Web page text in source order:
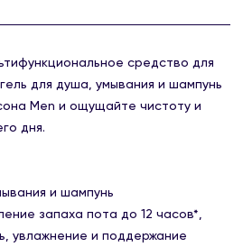
средство для
для душа, умывания и шампунь
Men и ощущайте чистоту и
дня.
и шампунь
запаха пота до 12 часов*,
увлажнение и поддержание